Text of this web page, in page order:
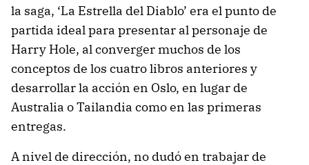
la saga, ‘La Estrella del Diablo’ era el punto de
partida ideal para presentar al personaje de
Harry Hole, al converger muchos de los
conceptos de los cuatro libros anteriores y
desarrollar la acción en Oslo, en lugar de
Australia o Tailandia como en las primeras
entregas.
A nivel de dirección, no dudó en trabajar de